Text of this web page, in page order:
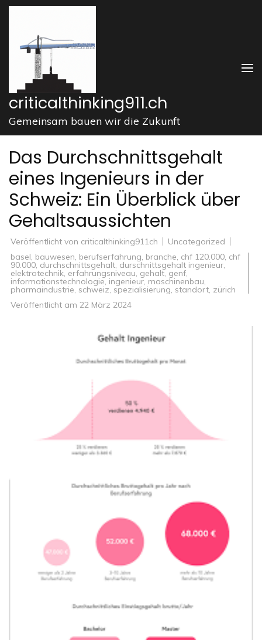
Zum
springen
drücken)
criticalthinking911.ch
Gemeinsam bauen wir die Zukunft
Das Durchschnittsgehalt
eines Ingenieurs in der
Schweiz: Ein Überblick über
Gehaltsaussichten
Veröffentlicht von criticalthinking911ch
Uncategorized
basel, bauwesen, berufserfahrung, branche, chf 120.000, chf
90.000, durchschnittsgehalt, durschnittsgehalt ingenieur,
elektrotechnik, erfahrungsniveau, gehalt, genf,
informationstechnologie, ingenieur, maschinenbau,
pharmaindustrie, schweiz, spezialisierung, standort, zürich
Veröffentlicht am 22 März 2024